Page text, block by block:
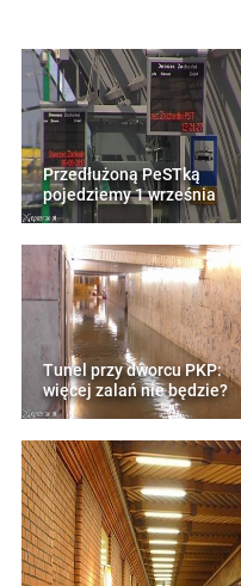
Przedłużoną PeSTką
pojedziemy 1 września
Tunel przy dworcu PKP:
więcej zalań nie będzie?